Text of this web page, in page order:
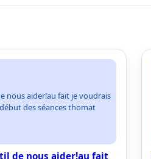
nous aider!au fait je voudrais
des séances thomat
de nous aider!au fait